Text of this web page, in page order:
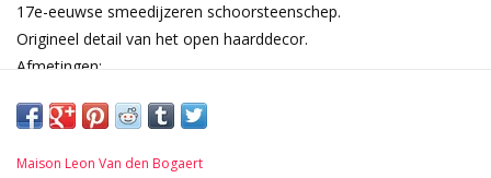
17e-eeuwse smeedijzeren schoorsteenschep.
Origineel detail van het open haarddecor.
Afmetingen:
12 cm Breedte 4,72 Inch
Maison Leon Van den Bogaert